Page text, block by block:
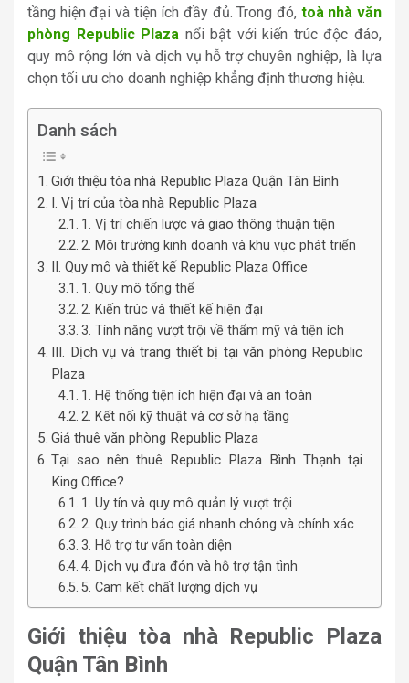
tầng hiện đại và tiện ích đầy đủ. Trong đó, toà nhà văn
phòng Republic Plaza nổi bật với kiến trúc độc đáo,
quy mô rộng lớn và dịch vụ hỗ trợ chuyên nghiệp, là lựa
chọn tối ưu cho doanh nghiệp khẳng định thương hiệu.
Danh sách
Giới thiệu tòa nhà Republic Plaza Quận Tân Bình
I. Vị trí của tòa nhà Republic Plaza
1. Vị trí chiến lược và giao thông thuận tiện
2. Môi trường kinh doanh và khu vực phát triển
II. Quy mô và thiết kế Republic Plaza Office
1. Quy mô tổng thể
2. Kiến trúc và thiết kế hiện đại
3. Tính năng vượt trội về thẩm mỹ và tiện ích
III. Dịch vụ và trang thiết bị tại văn phòng Republic
Plaza
1. Hệ thống tiện ích hiện đại và an toàn
2. Kết nối kỹ thuật và cơ sở hạ tầng
Giá thuê văn phòng Republic Plaza
Tại sao nên thuê Republic Plaza Bình Thạnh tại
King Office?
1. Uy tín và quy mô quản lý vượt trội
2. Quy trình báo giá nhanh chóng và chính xác
3. Hỗ trợ tư vấn toàn diện
4. Dịch vụ đưa đón và hỗ trợ tận tình
5. Cam kết chất lượng dịch vụ
Giới thiệu tòa nhà Republic Plaza
Quận Tân Bình